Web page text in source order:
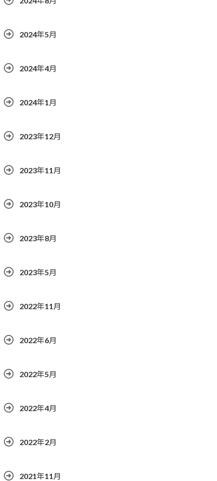
2024年5月
2024年4月
2024年1月
2023年12月
2023年11月
2023年10月
2023年8月
2023年5月
2022年11月
2022年6月
2022年5月
2022年4月
2022年2月
2021年11月